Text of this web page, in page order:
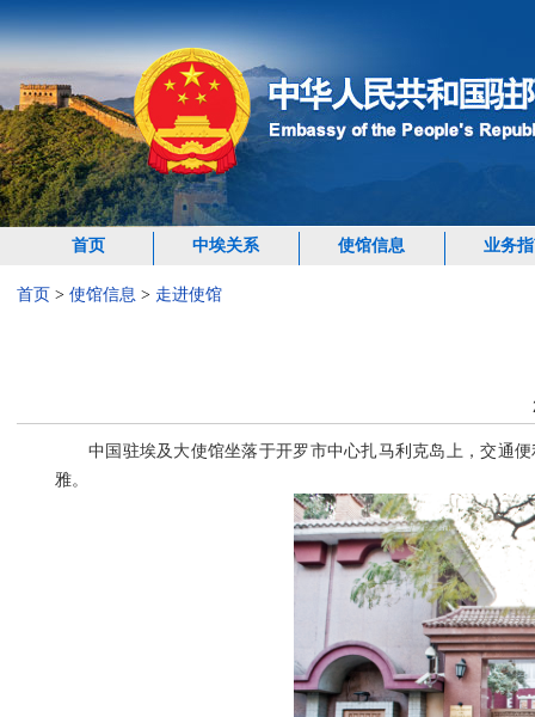
首页 中埃关系 使馆信息 业务
首页 > 使馆信息 > 走进使馆
中国驻埃及大使馆坐落于开罗市中心扎马利克岛上，交通便
雅。